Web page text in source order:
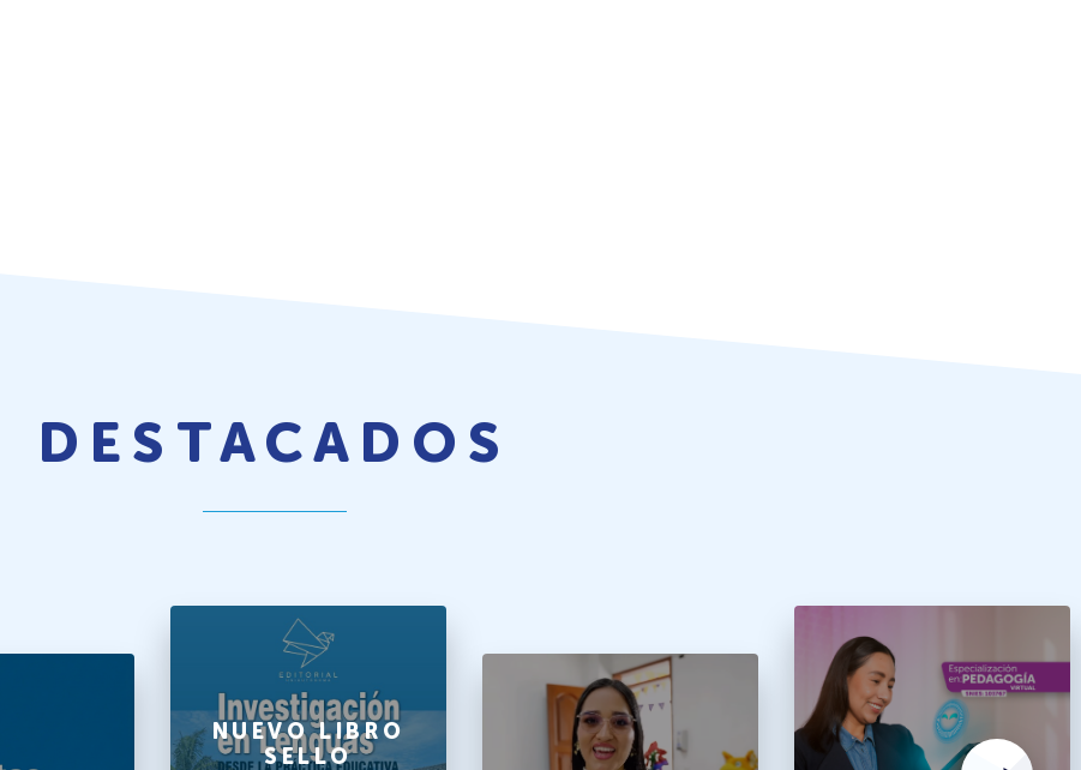
DESTACADOS
NUEVO LIBRO
SELLO